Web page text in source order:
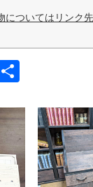
についてはリンク
Pinterest